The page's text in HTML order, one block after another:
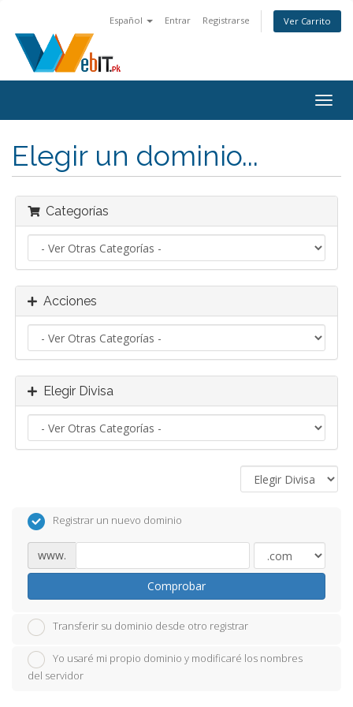
Español Entrar Registrarse Ver Carrito
Elegir un dominio...
Categorías
Acciones
Elegir Divisa
Registrar un nuevo dominio
www.
Comprobar
Transferir su dominio desde otro registrar
Yo usaré mi propio dominio y modificaré los nombres
del servidor